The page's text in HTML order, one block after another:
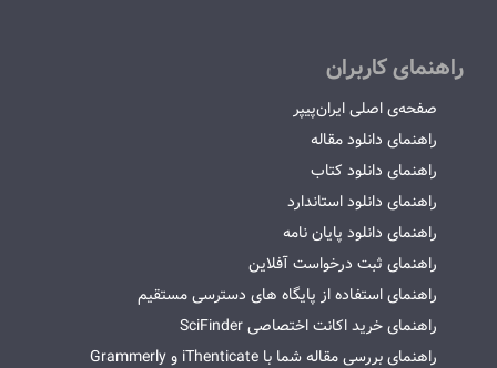
راهنمای کاربران
صفحه‌ی اصلی ایران‌پیپر
راهنمای دانلود مقاله
راهنمای دانلود کتاب
راهنمای دانلود استاندارد
راهنمای دانلود پایان نامه
راهنمای ثبت درخواست آفلاین
راهنمای استفاده از پایگاه های دسترسی مستقیم
راهنمای خرید اکانت اختصاصی SciFinder
راهنمای بررسی مقاله شما با iThenticate و Grammerly